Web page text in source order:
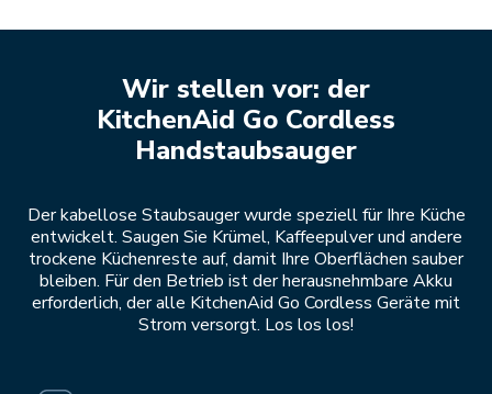
Wir stellen vor: der
KitchenAid Go Cordless
Handstaubsauger
Der kabellose Staubsauger wurde speziell für Ihre Küche
entwickelt. Saugen Sie Krümel, Kaffeepulver und andere
trockene Küchenreste auf, damit Ihre Oberflächen sauber
bleiben. Für den Betrieb ist der herausnehmbare Akku
erforderlich, der alle KitchenAid Go Cordless Geräte mit
Strom versorgt. Los los los!